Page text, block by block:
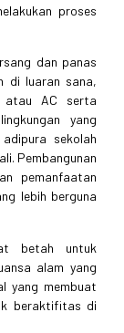
proses
dan panas
di luaran sana,
atau AC serta
yang
sekolah
Pembangunan
pemanfaatan
lebih berguna
betah untuk
alam yang
yang membuat
beraktifitas di